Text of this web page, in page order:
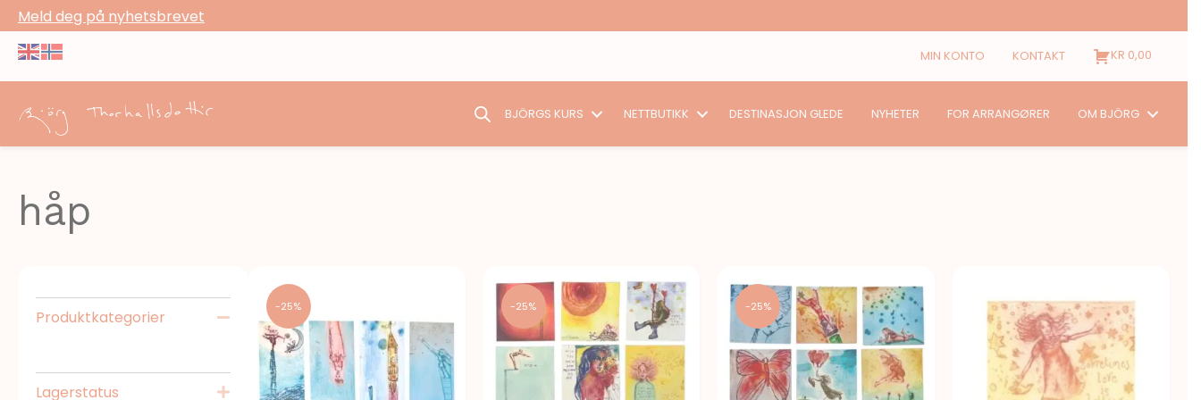
Meld deg på nyhetsbrevet
MIN KONTO KONTAKT KR 0,00
BJÖRGS KURS NETTBUTIKK DESTINASJON GLEDE NYHETER FOR ARRANGØRER OM BJÖRG
håp
Produktkategorier Skjul
Lagerstatus Utvid
-25% -25% -25%